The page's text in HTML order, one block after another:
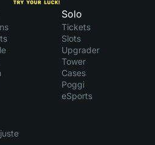
Solo
Tickets
Slots
Upgrader
Tower
Cases
Poggi
eSports